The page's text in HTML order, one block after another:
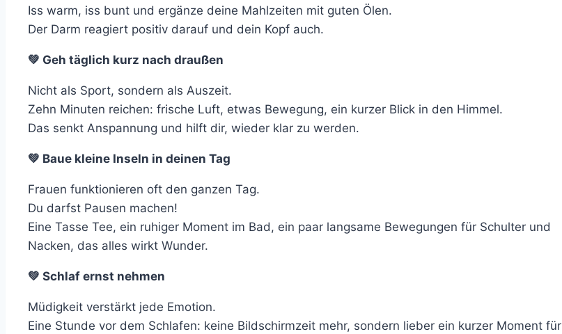
Iss warm, iss bunt und ergänze deine Mahlzeiten mit guten Ölen.
Der Darm reagiert positiv darauf und dein Kopf auch.
💚 Geh täglich kurz nach draußen
Nicht als Sport, sondern als Auszeit.
Zehn Minuten reichen: frische Luft, etwas Bewegung, ein kurzer Blick in den Himmel.
Das senkt Anspannung und hilft dir, wieder klar zu werden.
💚 Baue kleine Inseln in deinen Tag
Frauen funktionieren oft den ganzen Tag.
Du darfst Pausen machen!
Eine Tasse Tee, ein ruhiger Moment im Bad, ein paar langsame Bewegungen für Schulter und
Nacken, das alles wirkt Wunder.
💚 Schlaf ernst nehmen
Müdigkeit verstärkt jede Emotion.
Eine Stunde vor dem Schlafen: keine Bildschirmzeit mehr, sondern lieber ein kurzer Moment für